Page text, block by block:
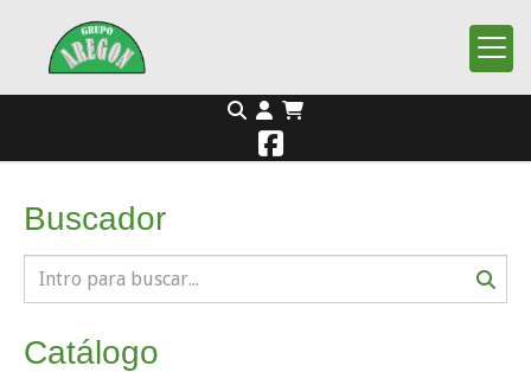
Buscador
Catálogo